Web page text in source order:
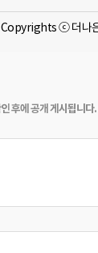
Copyrights ⓒ 더나